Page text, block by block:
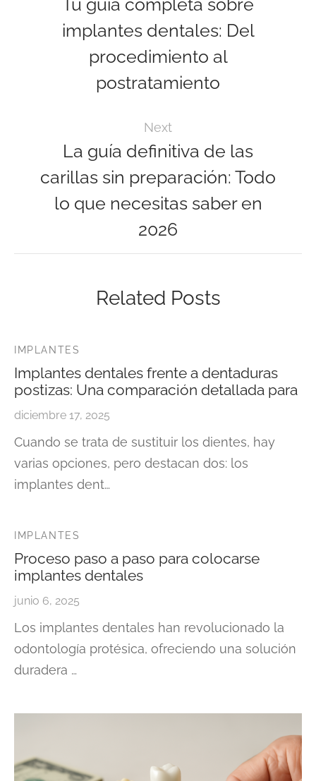
implantes dentales: Del
procedimiento al
postratamiento
Next
La guía definitiva de las
carillas sin preparación: Todo
lo que necesitas saber en
2026
Related Posts
IMPLANTES
Implantes dentales frente a dentaduras
postizas: Una comparación detallada para
diciembre 17, 2025
Cuando se trata de sustituir los dientes, hay
varias opciones, pero destacan dos: los
implantes dent…
IMPLANTES
Proceso paso a paso para colocarse
implantes dentales
junio 6, 2025
Los implantes dentales han revolucionado la
odontología protésica, ofreciendo una solución
duradera …